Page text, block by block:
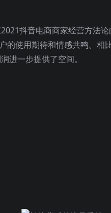
抖音电商商家经营方法
的使用期待和情感共鸣。
进一步提供了空间。